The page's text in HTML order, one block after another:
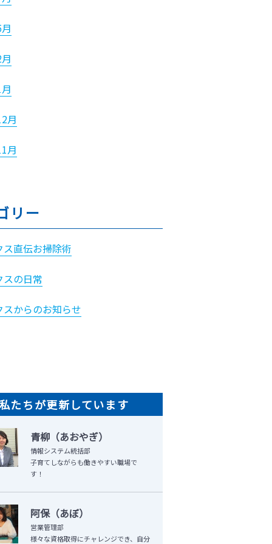
月
月
リー
ス直伝お掃除術
スの日常
スからのお知らせ
私たちが更新しています
青柳（あおやぎ）
情報システム統括部
子育てしながらも働きやすい職場で
す！
阿保（あぼ）
営業管理部
様々な資格取得にチャレンジでき、自分